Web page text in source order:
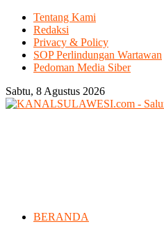
Tentang Kami
Redaksi
Privacy & Policy
SOP Perlindungan Wartawan
Pedoman Media Siber
Sabtu, 8 Agustus 2026
BERANDA